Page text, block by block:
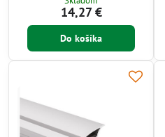
14,27 €
Do košíka